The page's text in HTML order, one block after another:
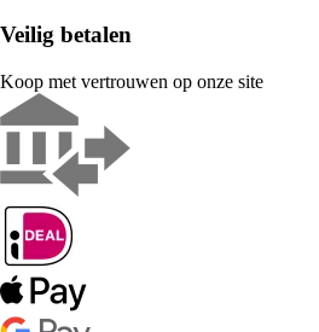
Veilig betalen
Koop met vertrouwen op onze site